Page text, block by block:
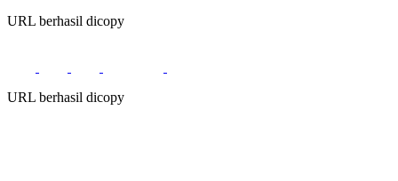
URL berhasil dicopy
URL berhasil dicopy